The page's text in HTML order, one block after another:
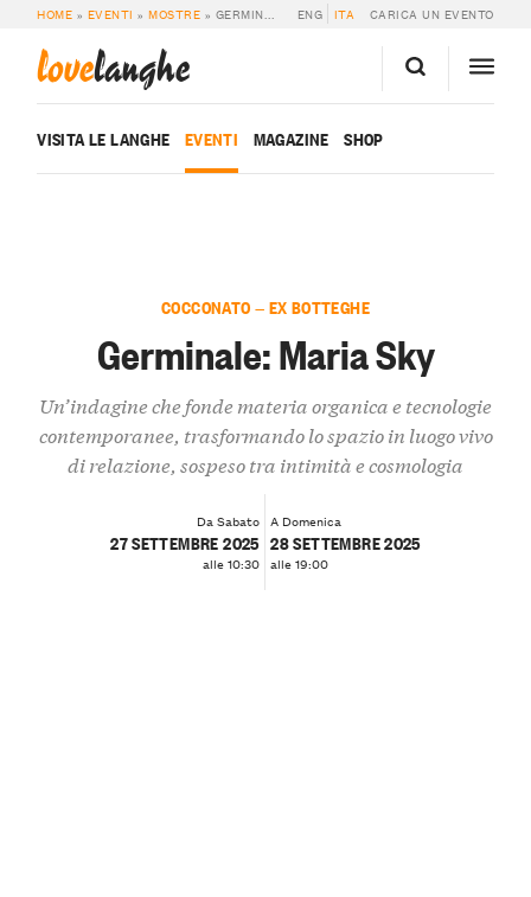
HOME » EVENTI »MOSTRE » GERMINALE: MARIA SKY ENG ITA CARICA UN EVENTO
lovelanghe
VISITA LE LANGHE EVENTI MAGAZINE SHOP
COCCONATO — EX BOTTEGHE
Germinale: Maria Sky
Un’indagine che fonde materia organica e tecnologie
contemporanee, trasformando lo spazio in luogo vivo
di relazione, sospeso tra intimità e cosmologia
Da Sabato
27 SETTEMBRE 2025
alle 10:30
A Domenica
28 SETTEMBRE 2025
alle 19:00